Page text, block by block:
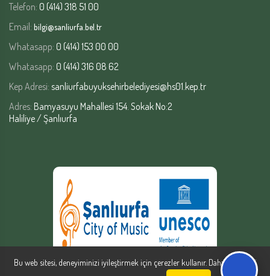
Telefon: 0 (414) 318 51 00
Email: bilgi@sanliurfa.bel.tr
Whatasapp: 0 (414) 153 00 00
Whatasapp: 0 (414) 316 08 62
Kep Adresi: sanliurfabuyuksehirbelediyesi@hs01.kep.tr
Adres: Bamyasuyu Mahallesi 154. Sokak No:2
Haliliye / Şanlıurfa
Bu web sitesi, deneyiminizi iyileştirmek için çerezler kullanır. Daha fazla bilgi